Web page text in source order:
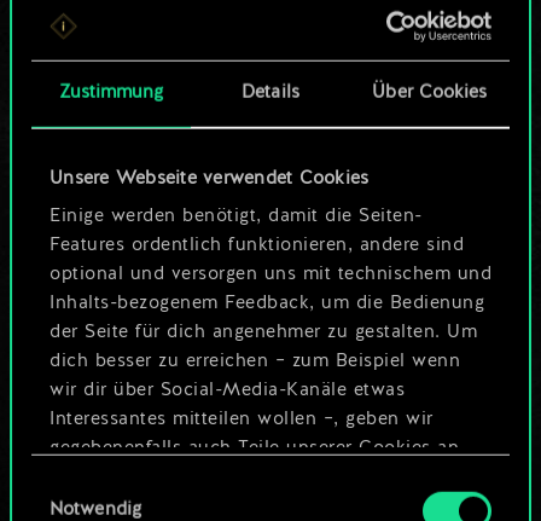
Zustimmung Details Über Cookies
Unsere Webseite verwendet Cookies
Einige werden benötigt, damit die Seiten-
Features ordentlich funktionieren, andere sind
optional und versorgen uns mit technischem und
Inhalts-bezogenem Feedback, um die Bedienung
der Seite für dich angenehmer zu gestalten. Um
dich besser zu erreichen – zum Beispiel wenn
wir dir über Social-Media-Kanäle etwas
Interessantes mitteilen wollen –, geben wir
gegebenenfalls auch Teile unserer Cookies an
Cookies erfordert allerdings deine Zustimmung.
Notwendig
ein geteilter Satz
Karten.
mehr sein kann!
Deck benennen und Leitfaden
Deck bearbeiten